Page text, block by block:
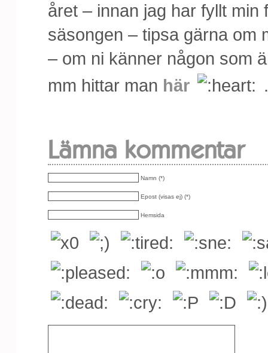
året – innan jag har fyllt min
säsongen – tipsa gärna om
– om ni känner någon som
mm hittar man här .
Lämna kommentar
Namn (*)
Epost (visas ej) (*)
Hemsida